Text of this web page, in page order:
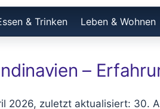
& Trinken Leben & Wohnen
–
2026, zuletzt aktualisiert: 30.